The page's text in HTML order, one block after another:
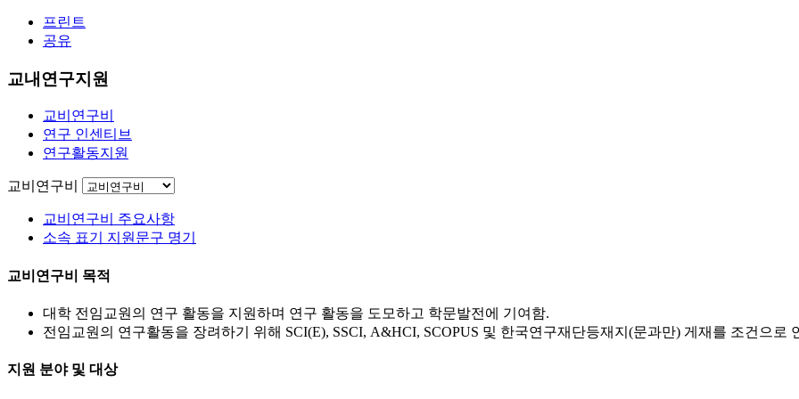
프린트
공유
교내연구지원
교비연구비
연구 인센티브
연구활동지원
교비연구비
교비연구비 주요사항
소속 표기 지원문구 명기
교비연구비 목적
대학 전임교원의 연구 활동을 지원하며 연구 활동을 도모하고 학문발전에 기여함.
전임교원의 연구활동을 장려하기 위해 SCI(E), SSCI, A&HCI, SCOPUS 및 한국연구재단등재지(문과만) 게재를 조건으로
지원 분야 및 대상